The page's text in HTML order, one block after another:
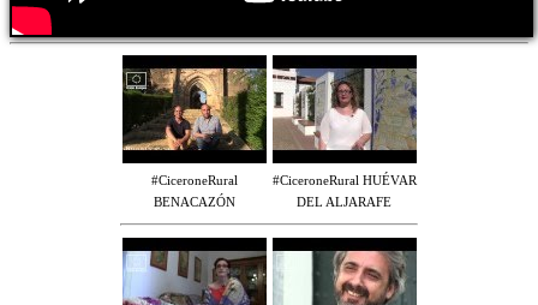
#CiceroneRural
BENACAZÓN
#CiceroneRural HUÉVAR
DEL ALJARAFE